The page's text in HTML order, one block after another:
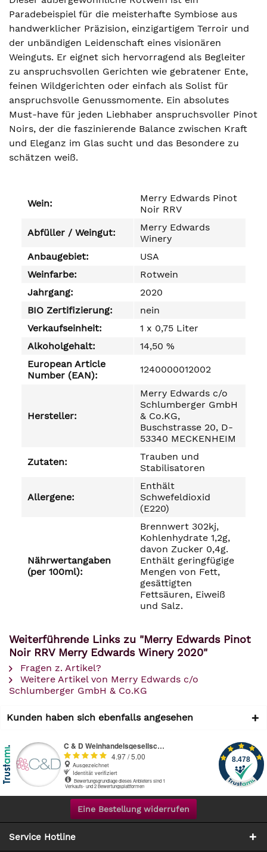
Paradebeispiel für die meisterhafte Symbiose aus
handwerklicher Präzision, einzigartigem Terroir und
der unbändigen Leidenschaft eines visionären
Weinguts. Er eignet sich hervorragend als Begleiter
zu anspruchsvollen Gerichten wie gebratener Ente,
feinen Wildgerichten oder einfach als Solist für
anspruchsvolle Genussmomente. Ein absolutes
Must-have für jeden Liebhaber anspruchsvoller Pinot
Noirs, der die faszinierende Balance zwischen Kraft
und Eleganz im Glas sucht und das Besondere zu
schätzen weiß.
Wein:
Merry Edwards Pinot
Noir RRV
Abfüller / Weingut:
Merry Edwards
Winery
Anbaugebiet:
USA
Weinfarbe:
Rotwein
Jahrgang:
2020
BIO Zertifizierung:
nein
Verkaufseinheit:
1 x 0,75 Liter
Alkoholgehalt:
14,50 %
European Article
Number (EAN):
1240000012002
Hersteller:
Merry Edwards c/o
Schlumberger GmbH
& Co.KG,
Buschstrasse 20, D-
53340 MECKENHEIM
Zutaten:
Trauben und
Stabilisatoren
Allergene:
Enthält
Schwefeldioxid
(E220)
Nährwertangaben
(per 100ml):
Brennwert 302kj,
Kohlenhydrate 1,2g,
davon Zucker 0,4g.
Enthält geringfügige
Mengen von Fett,
gesättigten
Fettsäuren, Eiweiß
und Salz.
Weiterführende Links zu "Merry Edwards Pinot
Noir RRV Merry Edwards Winery 2020"
Fragen z. Artikel?
Weitere Artikel von Merry Edwards c/o
Schlumberger GmbH & Co.KG
Kunden haben sich ebenfalls angesehen
Eine Bestellung widerrufen
Service Hotline